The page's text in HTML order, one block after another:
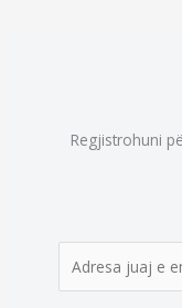
Regjistrohuni
m